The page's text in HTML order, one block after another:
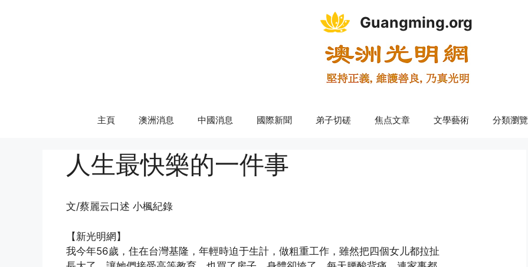
Guangming.org
主頁 澳洲消息 中國消息 國際新聞 弟子切磋 焦点文章 文學藝術 分類瀏覽
人生最快樂的一件事
文/蔡麗云口述 小楓紀錄
【新光明網】
我今年56歲，住在台灣基隆，年輕時迫于生計，做粗重工作，雖然把四個女儿都拉扯